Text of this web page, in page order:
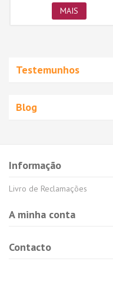
MAIS
Testemunhos
Blog
Informação
Livro de Reclamações
A minha conta
Contacto